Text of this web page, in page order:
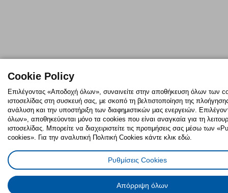
Cookie Policy
Επιλέγοντας «Αποδοχή όλων», συναινείτε στην αποθήκευση όλων των
ιστοσελίδας στη συσκευή σας, με σκοπό τη βελτιστοποίηση της
ανάλυση και την υποστήριξη των διαφημιστικών μας ενεργειών.
όλων», αποθηκεύονται μόνο τα cookies που είναι αναγκαία για τη
ιστοσελίδας. Μπορείτε να διαχειριστείτε τις προτιμήσεις σας μέσω των
cookies». Για την αναλυτική Πολιτική Cookies κάντε κλικ εδώ.
Ρυθμίσεις Cookies
Απόρριψη όλων